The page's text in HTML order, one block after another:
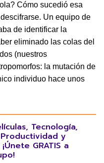
Cómo sucedió esa
Un equipo de
de identificar la
eliminado las colas del
(nuestros
la mutación de
individuo hace unos
Tecnología,
y
GRATIS a